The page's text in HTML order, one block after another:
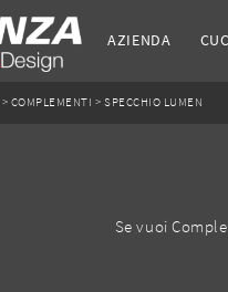
AZIENDA
> COMPLEMENTI > SPECCHIO LUMEN
Se vuoi